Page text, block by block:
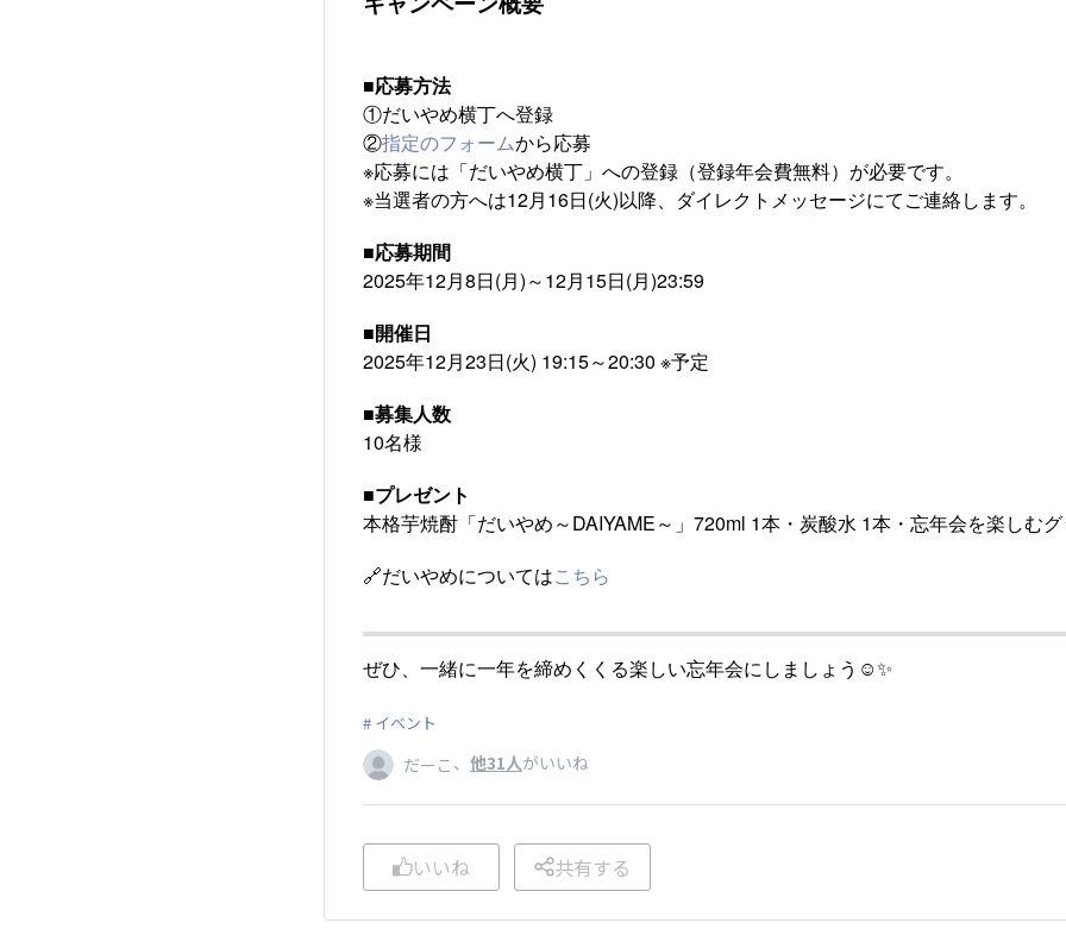
■応募方法
①だいやめ横丁へ登録
②指定のフォームから応募
※応募には「だいやめ横丁」への登録（登録年会費無料）が必要です。
※当選者の方へは12月16日(火)以降、ダイレクトメッセージにてご連絡します。
■応募期間
2025年12月8日(月)～12月15日(月)23:59
■開催日
2025年12月23日(火) 19:15～20:30 ※予定
■募集人数
10名様
■プレゼント
本格芋焼酎「だいやめ～DAIYAME～」720ml 1本・炭酸水 1本・忘年会を楽しむ
🔗だいやめについてはこちら
ぜひ、一緒に一年を締めくくる楽しい忘年会にしましょう☺✨
イベント
だーこ 、 他31人がいいね
いいね 共有する